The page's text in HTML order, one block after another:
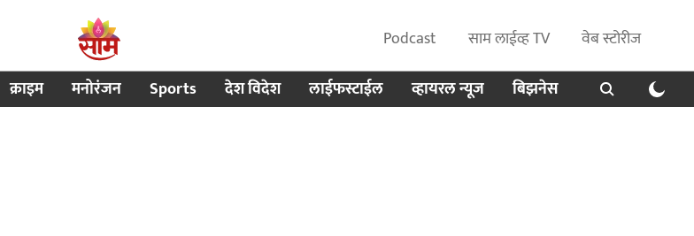
Podcast साम लाईव्ह TV
वेब स्टोरीज
क्राइम मनोरंजन Sports देश विदेश लाईफस्टाईल व्हायरल न्यूज बिझनेस